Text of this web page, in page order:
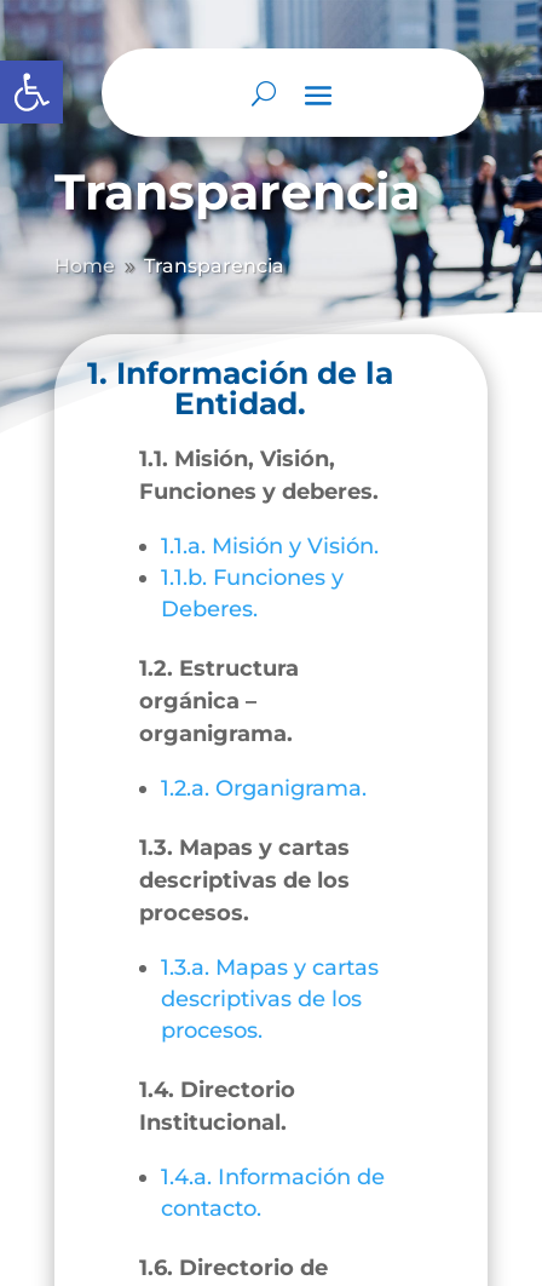
Abrir barra de herramientas
Transparencia
Home 9 Transparencia
1. Información de la
Entidad.
1.1. Misión, Visión,
Funciones y deberes.
1.1.a. Misión y Visión.
1.1.b. Funciones y
Deberes.
1.2. Estructura
orgánica –
organigrama.
1.2.a. Organigrama.
1.3. Mapas y cartas
descriptivas de los
procesos.
1.3.a. Mapas y cartas
descriptivas de los
procesos.
1.4. Directorio
Institucional.
1.4.a. Información de
contacto.
1.6. Directorio de